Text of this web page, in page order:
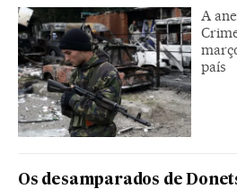
A
país
Os desamparados de